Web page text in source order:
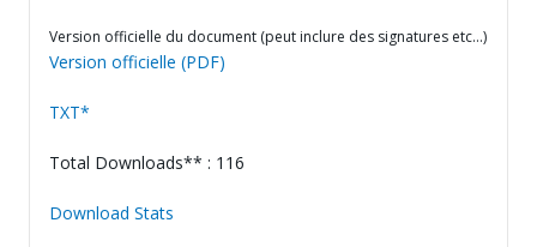
Version officielle du document (peut inclure des signatures etc…)
Version officielle (PDF)
TXT*
Total Downloads** : 116
Download Stats